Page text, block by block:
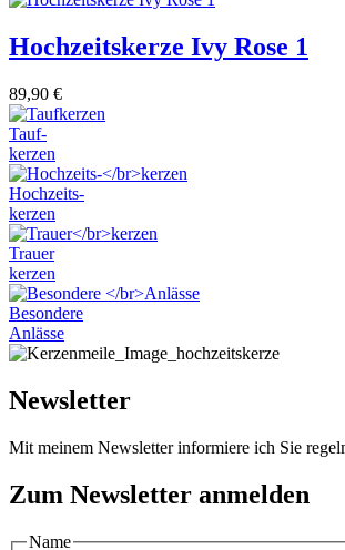
Hochzeitskerze Ivy Rose 1
89,90 €
Tauf-
kerzen
Hochzeits-
kerzen
Trauer
kerzen
Besondere
Anlässe
Newsletter
Mit meinem Newsletter informiere ich Sie
Zum Newsletter anmelden
Name